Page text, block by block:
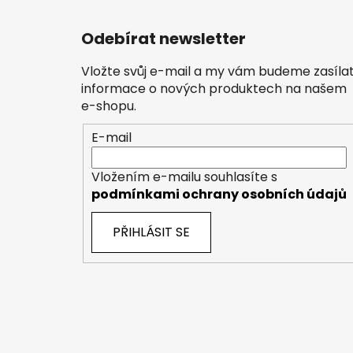
Odebírat newsletter
Vložte svůj e-mail a my vám budeme
informace o nových produktech na našem
e-shopu.
E-mail
Vložením e-mailu souhlasíte s
podmínkami ochrany osobních údajů
PŘIHLÁSIT SE